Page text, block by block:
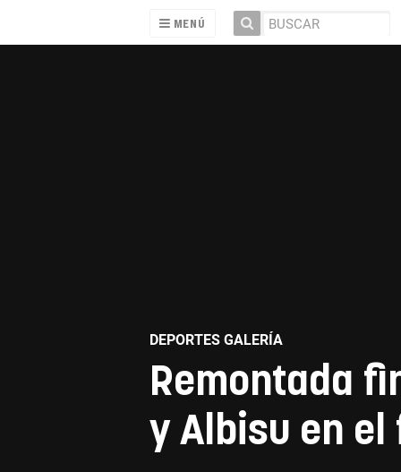
MENÚ
DEPORTES GALERÍA
Remontada
y Albisu en